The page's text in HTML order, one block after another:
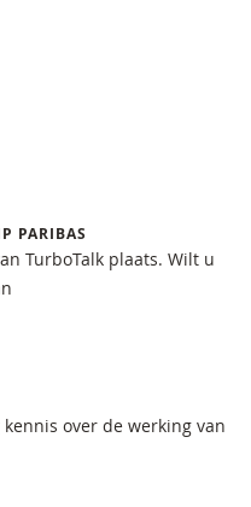
PARIBAS
TurboTalk plaats. Wilt u
over de werking van